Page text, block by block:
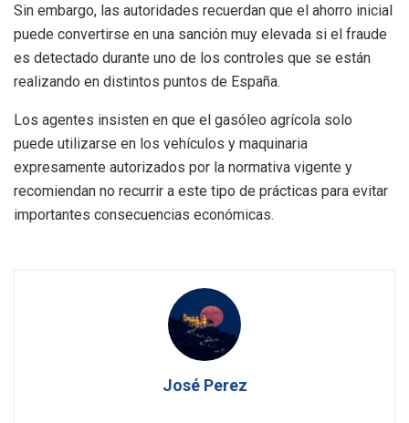
Sin embargo, las autoridades recuerdan que el ahorro inicial
puede convertirse en una sanción muy elevada si el fraude
es detectado durante uno de los controles que se están
realizando en distintos puntos de España.
Los agentes insisten en que el gasóleo agrícola solo
puede utilizarse en los vehículos y maquinaria
expresamente autorizados por la normativa vigente y
recomiendan no recurrir a este tipo de prácticas para evitar
importantes consecuencias económicas.
José Perez